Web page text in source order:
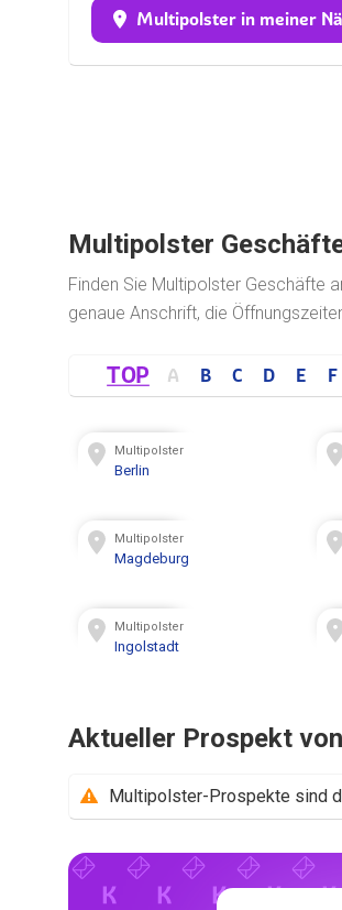
Multipolster in meiner
Multipolster
Finden Sie Multipolster Geschäfte
genaue Anschrift, die
TOP A B C D E F
Multipolster
Berlin
Multipolster
Magdeburg
Multipolster
Ingolstadt
Aktueller Prospekt
Multipolster-Prospekte sind